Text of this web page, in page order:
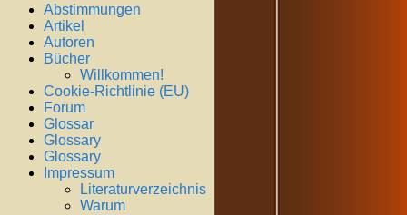
Abstimmungen
Artikel
Autoren
Bücher
Willkommen!
Cookie-Richtlinie (EU)
Forum
Glossar
Glossary
Glossary
Impressum
Literaturverzeichnis
Warum